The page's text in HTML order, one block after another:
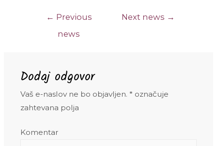
Navigacija
← Previous
news
Next news →
Dodaj odgovor
Vaš e-naslov ne bo objavljen. * označuje
zahtevana polja
Komentar